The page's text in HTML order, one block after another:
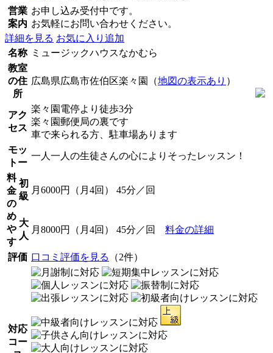
営業
案内
お申し込み受付中です。
お気軽にお問い合わせください。
詳細を見る お気に入り追加
名称 ミュージックハウスなかむら
教室
の住
所
広島県広島市佐伯区楽々園（地図の表示あり ）
アク
セス
楽々園電停より徒歩3分
楽々園郵便局の裏です
車で来られる方、駐車場あります
モッ
トー
一人一人の生徒さんの心によりそったレッスン！
料
金
の
め
や
す
初
級
月6000円（月4回） 45分／回
大
人
月8000円（月4回） 45分／回 料金の詳細
評価 口コミ評価を見る （2件）
対応
コー